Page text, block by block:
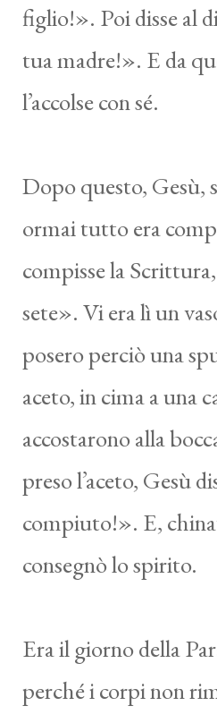
figlio!». Poi disse al
tua madre!». E da
l’accolse con sé.
Dopo questo, Gesù,
ormai tutto era
compisse la
sete». Vi era lì un
posero perciò una
aceto, in cima a una
accostarono alla
preso l’aceto, Gesù
compiuto!». E,
consegnò lo spirito.
Era il giorno della
perché i corpi non